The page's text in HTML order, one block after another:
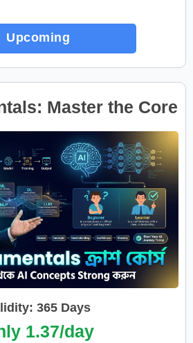
Upcoming
Master the Core
Intelligence
365 Days
1.37/day